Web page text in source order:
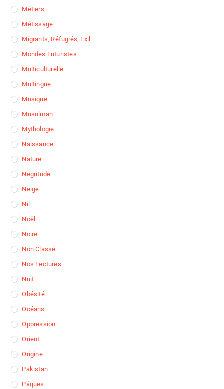
Métiers
Métissage
Migrants, Réfugiés, Exil
Mondes Futuristes
Multiculturelle
Multingue
Musique
Musulman
Mythologie
Naissance
Nature
Négritude
Neige
Nil
Noël
Noire
Non Classé
Nos Lectures
Nuit
Obésité
Océans
Oppression
Orient
Origine
Pakistan
Pâques